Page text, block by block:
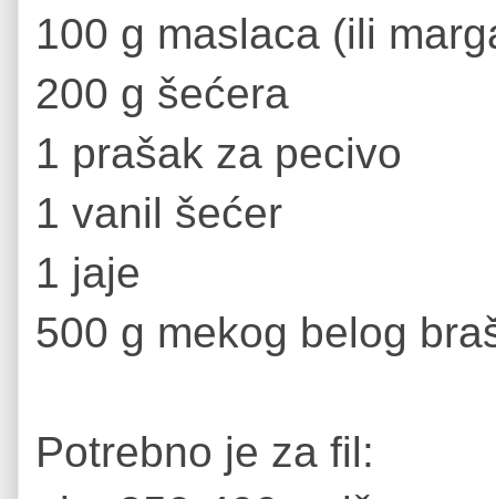
100 g maslaca (ili
200 g šećera
1 prašak za pecivo
1 vanil šećer
1 jaje
500 g mekog belog
Potrebno je za fil: